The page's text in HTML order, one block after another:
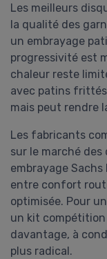
Les meilleurs
la qualité des
un embrayage
progressivité est
chaleur reste
avec patins
mais peut rendre
Les fabricants
sur le marché des
embrayage
entre confort
optimisée. Pour
un kit
davantage, à
plus radical.